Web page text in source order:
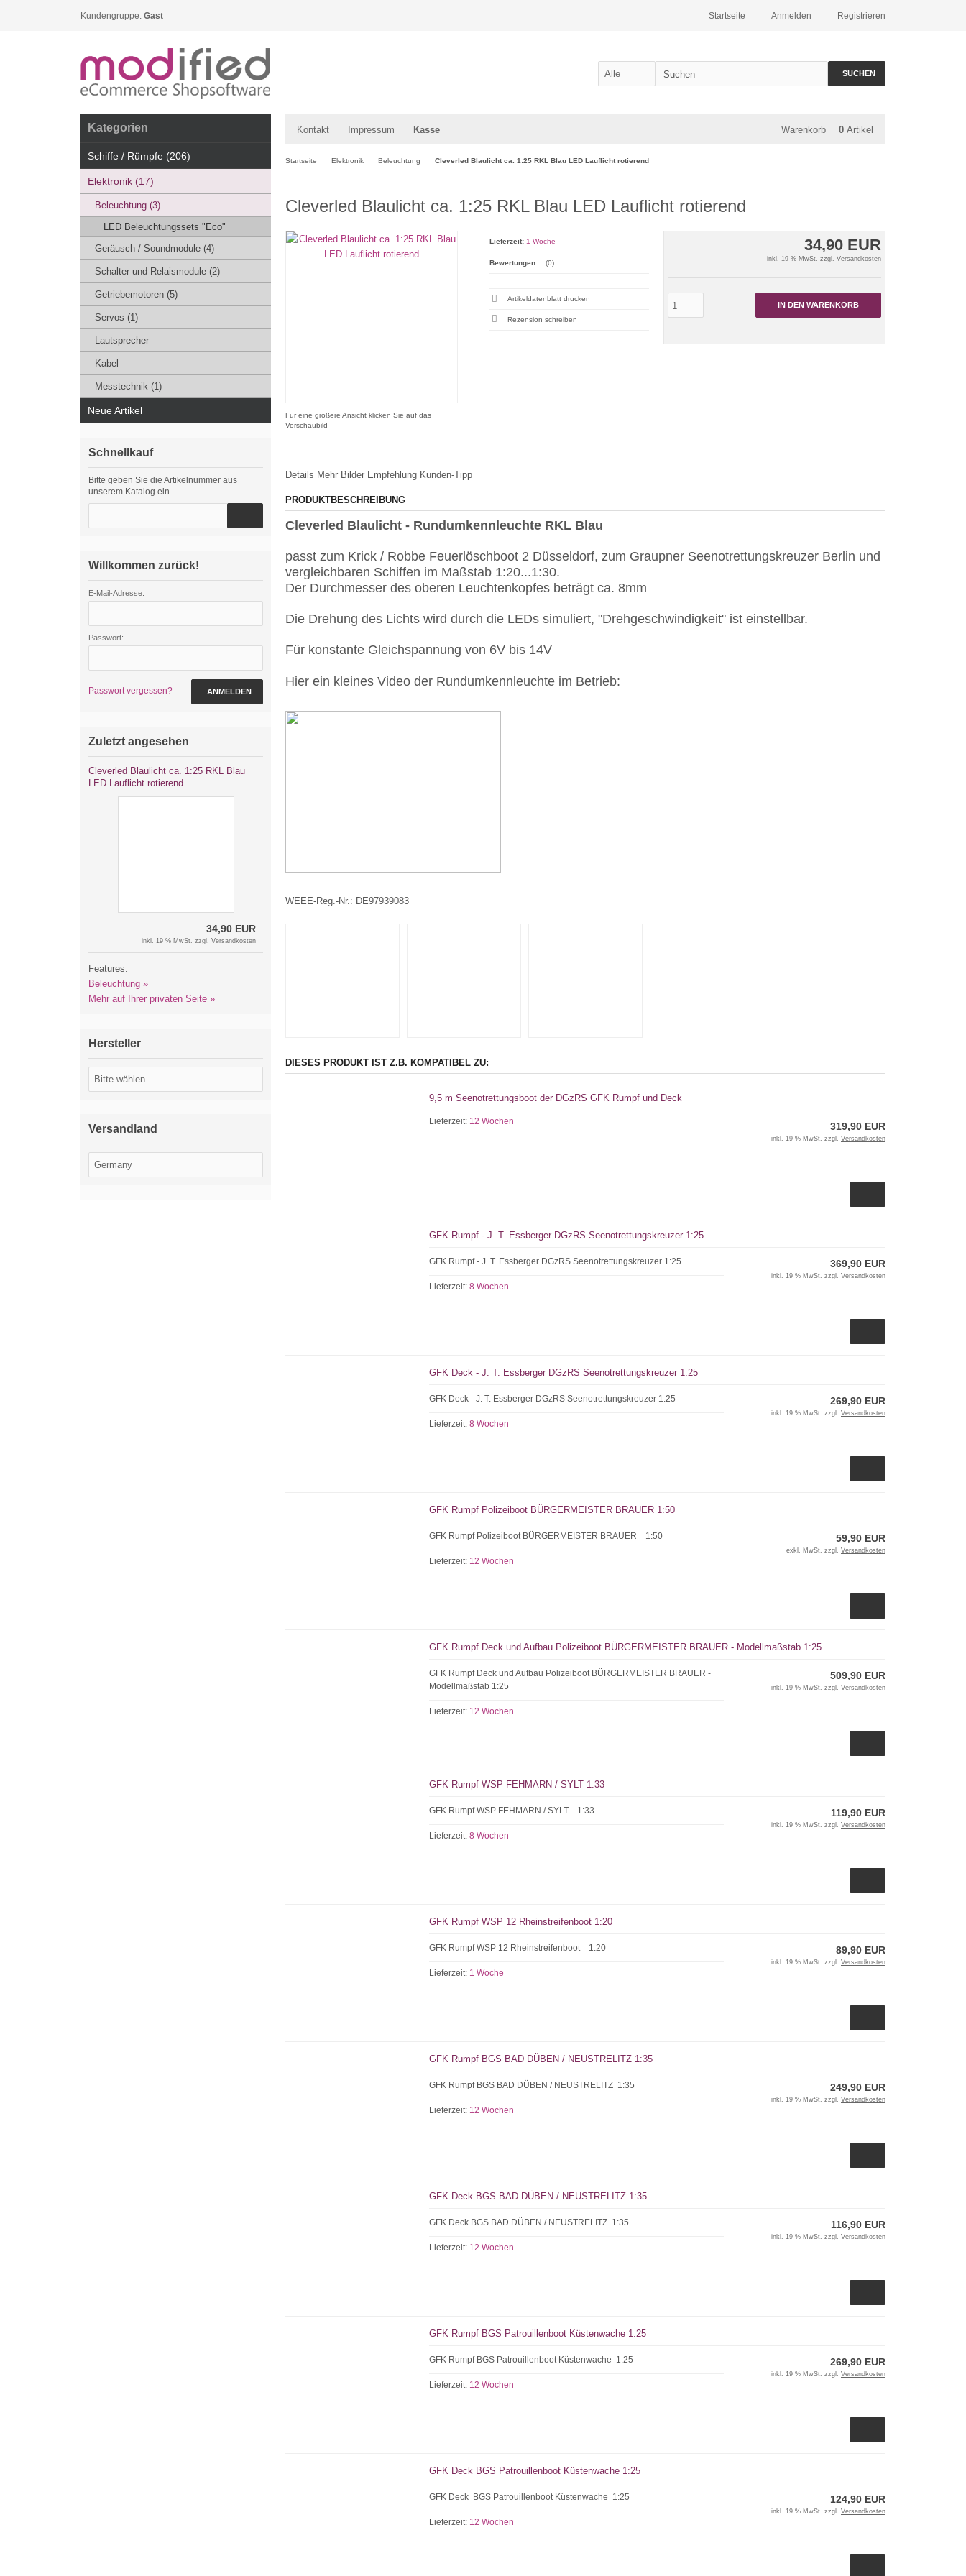
Kundengruppe: Gast Registrieren
Anmelden
Startseite
SUCHEN
Kontakt Impressum Kasse Warenkorb 0 Artikel
Startseite Elektronik Beleuchtung Cleverled Blaulicht ca. 1:25 RKL Blau LED Lauflicht rotierend
Cleverled Blaulicht ca. 1:25 RKL Blau LED Lauflicht rotierend
Für eine größere Ansicht klicken Sie auf das
Vorschaubild
34,90 EUR
inkl. 19 % MwSt. zzgl. Versandkosten
IN DEN WARENKORB
Lieferzeit: 1 Woche
Bewertungen: (0)
Artikeldatenblatt drucken
Rezension schreiben
Details Mehr Bilder Empfehlung Kunden-Tipp
PRODUKTBESCHREIBUNG
Cleverled Blaulicht - Rundumkennleuchte RKL Blau
passt zum Krick / Robbe Feuerlöschboot 2 Düsseldorf, zum Graupner Seenotrettungskreuzer Berlin und
vergleichbaren Schiffen im Maßstab 1:20...1:30.
Der Durchmesser des oberen Leuchtenkopfes beträgt ca. 8mm
Die Drehung des Lichts wird durch die LEDs simuliert, "Drehgeschwindigkeit" ist einstellbar.
Für konstante Gleichspannung von 6V bis 14V
Hier ein kleines Video der Rundumkennleuchte im Betrieb:
WEEE-Reg.-Nr.: DE97939083
DIESES PRODUKT IST Z.B. KOMPATIBEL ZU:
9,5 m Seenotrettungsboot der DGzRS GFK Rumpf und Deck
Lieferzeit: 12 Wochen 319,90 EUR
inkl. 19 % MwSt. zzgl. Versandkosten
GFK Rumpf - J. T. Essberger DGzRS Seenotrettungskreuzer 1:25
GFK Rumpf - J. T. Essberger DGzRS Seenotrettungskreuzer 1:25
Lieferzeit:8 Wochen
369,90 EUR
inkl. 19 % MwSt. zzgl. Versandkosten
GFK Deck - J. T. Essberger DGzRS Seenotrettungskreuzer 1:25
GFK Deck - J. T. Essberger DGzRS Seenotrettungskreuzer 1:25
Lieferzeit:8 Wochen
269,90 EUR
inkl. 19 % MwSt. zzgl. Versandkosten
GFK Rumpf Polizeiboot BÜRGERMEISTER BRAUER 1:50
GFK Rumpf Polizeiboot BÜRGERMEISTER BRAUER 1:50
Lieferzeit: 12 Wochen
59,90 EUR
exkl. MwSt. zzgl. Versandkosten
GFK Rumpf Deck und Aufbau Polizeiboot BÜRGERMEISTER BRAUER - Modellmaßstab 1:25
GFK Rumpf Deck und Aufbau Polizeiboot BÜRGERMEISTER BRAUER -
Modellmaßstab 1:25
Lieferzeit: 12 Wochen
509,90 EUR
inkl. 19 % MwSt. zzgl. Versandkosten
GFK Rumpf WSP FEHMARN / SYLT 1:33
GFK Rumpf WSP FEHMARN / SYLT 1:33
Lieferzeit:8 Wochen
119,90 EUR
inkl. 19 % MwSt. zzgl. Versandkosten
GFK Rumpf WSP 12 Rheinstreifenboot 1:20
GFK Rumpf WSP 12 Rheinstreifenboot 1:20
Lieferzeit: 1 Woche
89,90 EUR
inkl. 19 % MwSt. zzgl. Versandkosten
GFK Rumpf BGS BAD DÜBEN / NEUSTRELITZ 1:35
GFK Rumpf BGS BAD DÜBEN / NEUSTRELITZ 1:35
Lieferzeit: 12 Wochen
249,90 EUR
inkl. 19 % MwSt. zzgl. Versandkosten
GFK Deck BGS BAD DÜBEN / NEUSTRELITZ 1:35
GFK Deck BGS BAD DÜBEN / NEUSTRELITZ 1:35
Lieferzeit: 12 Wochen
116,90 EUR
inkl. 19 % MwSt. zzgl. Versandkosten
GFK Rumpf BGS Patrouillenboot Küstenwache 1:25
GFK Rumpf BGS Patrouillenboot Küstenwache 1:25
Lieferzeit: 12 Wochen
269,90 EUR
inkl. 19 % MwSt. zzgl. Versandkosten
GFK Deck BGS Patrouillenboot Küstenwache 1:25
GFK Deck BGS Patrouillenboot Küstenwache 1:25
Lieferzeit: 12 Wochen
124,90 EUR
inkl. 19 % MwSt. zzgl. Versandkosten
Kategorien
Schiffe / Rümpfe (206)
Elektronik (17)
Beleuchtung (3)
LED Beleuchtungssets "Eco"
Geräusch / Soundmodule (4)
Schalter und Relaismodule (2)
Getriebemotoren (5)
Servos (1)
Lautsprecher
Kabel
Messtechnik (1)
Neue Artikel
Schnellkauf
Bitte geben Sie die Artikelnummer aus
unserem Katalog ein.
Willkommen zurück!
E-Mail-Adresse:
Passwort:
Passwort vergessen? ANMELDEN
Zuletzt angesehen
Cleverled Blaulicht ca. 1:25 RKL Blau
LED Lauflicht rotierend
34,90 EUR
inkl. 19 % MwSt. zzgl. Versandkosten
Features:
Beleuchtung »
Mehr auf Ihrer privaten Seite »
Hersteller
Versandland